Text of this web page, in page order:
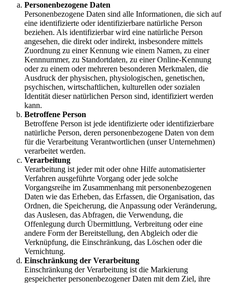
Personenbezogene Daten
Personenbezogene Daten sind alle Informationen, die sich auf
eine identifizierte oder identifizierbare natürliche Person
beziehen. Als identifizierbar wird eine natürliche Person
angesehen, die direkt oder indirekt, insbesondere mittels
Zuordnung zu einer Kennung wie einem Namen, zu einer
Kennnummer, zu Standortdaten, zu einer Online-Kennung
oder zu einem oder mehreren besonderen Merkmalen, die
Ausdruck der physischen, physiologischen, genetischen,
psychischen, wirtschaftlichen, kulturellen oder sozialen
Identität dieser natürlichen Person sind, identifiziert werden
kann.
Betroffene Person
Betroffene Person ist jede identifizierte oder identifizierbare
natürliche Person, deren personenbezogene Daten von dem
für die Verarbeitung Verantwortlichen (unser Unternehmen)
verarbeitet werden.
Verarbeitung
Verarbeitung ist jeder mit oder ohne Hilfe automatisierter
Verfahren ausgeführte Vorgang oder jede solche
Vorgangsreihe im Zusammenhang mit personenbezogenen
Daten wie das Erheben, das Erfassen, die Organisation, das
Ordnen, die Speicherung, die Anpassung oder Veränderung,
das Auslesen, das Abfragen, die Verwendung, die
Offenlegung durch Übermittlung, Verbreitung oder eine
andere Form der Bereitstellung, den Abgleich oder die
Verknüpfung, die Einschränkung, das Löschen oder die
Vernichtung.
Einschränkung der Verarbeitung
Einschränkung der Verarbeitung ist die Markierung
gespeicherter personenbezogener Daten mit dem Ziel, ihre